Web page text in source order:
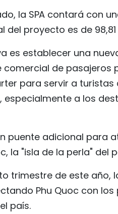
la SPA contará con
del proyecto es de
es establecer una
de pasajeros
para servir a
especialmente a los
puente adicional para
la "isla de la perla" del
trimestre de este año,
Phu Quoc con
país.